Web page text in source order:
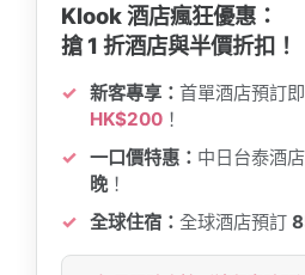
Klook 酒店瘋狂優惠：
搶 1 折酒店與半價折扣！
新客專享： 首單酒店預訂
HK$200 ！
一口價特惠： 中日台泰酒店
晚！
全球住宿： 全球酒店預訂